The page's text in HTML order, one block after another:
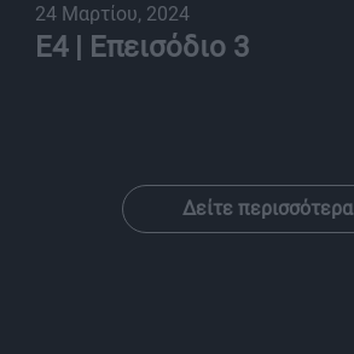
24 Μαρτίου, 2024
Ε4 | Επεισόδιο 3
Δείτε περισσότερα